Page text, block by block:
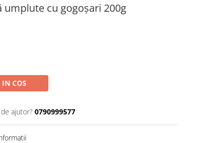
umplute cu gogoșari 200g
COS
ajutor? 0790999577